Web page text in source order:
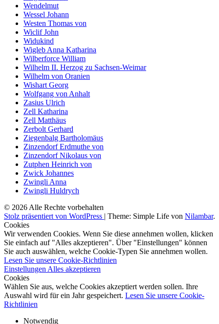
Wendelmut
Wessel Johann
Westen Thomas von
Wiclif John
Widukind
Wigleb Anna Katharina
Wilberforce William
Wilhelm II. Herzog zu Sachsen-Weimar
Wilhelm von Oranien
Wishart Georg
Wolfgang von Anhalt
Zasius Ulrich
Zell Katharina
Zell Matthäus
Zerbolt Gerhard
Ziegenbalg Bartholomäus
Zinzendorf Erdmuthe von
Zinzendorf Nikolaus von
Zutphen Heinrich von
Zwick Johannes
Zwingli Anna
Zwingli Huldrych
© 2026 Alle Rechte vorbehalten
Stolz präsentiert von WordPress | Theme: Simple Life von Nilambar.
Cookies
Wir verwenden Cookies. Wenn Sie diese annehmen wollen, klicken
Sie einfach auf "Alles akzeptieren". Über "Einstellungen" können
Sie auch auswählen, welche Cookie-Typen Sie annehmen wollen.
Lesen Sie unsere Cookie-Richtlinien
Einstellungen Alles akzeptieren
Cookies
Wählen Sie aus, welche Cookies akzeptiert werden sollen. Ihre
Auswahl wird für ein Jahr gespeichert. Lesen Sie unsere Cookie-
Richtlinien
Notwendig